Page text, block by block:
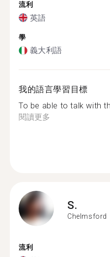
流利
英語
學
義大利語
我的語言學習目標
To be able to talk with
閱讀更多
S.
Chelmsford
流利